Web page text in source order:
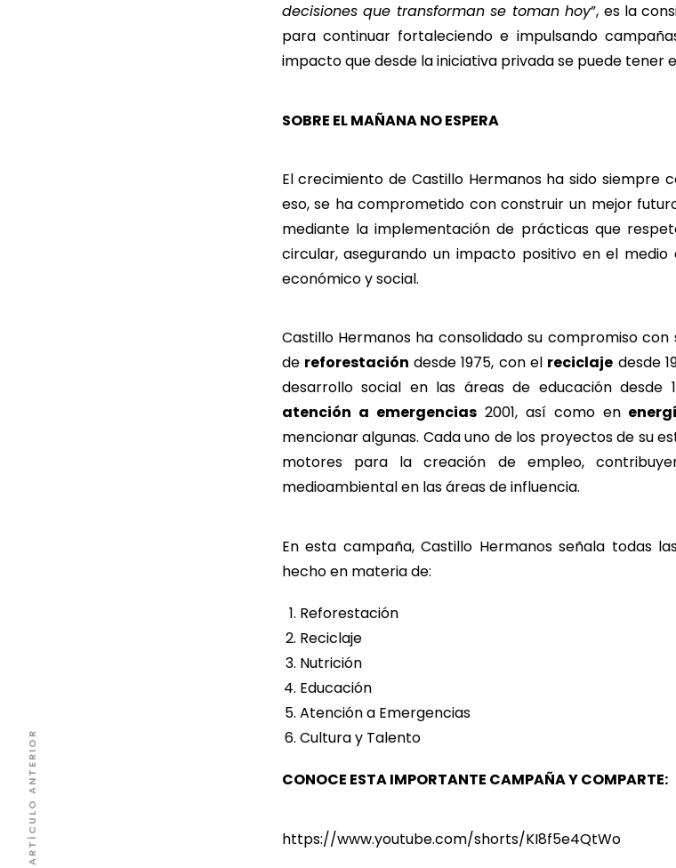
decisiones que transforman se toman hoy”, es la
para continuar fortaleciendo e impulsando
impacto que desde la iniciativa privada se puede tener
SOBRE EL MAÑANA NO ESPERA
El crecimiento de Castillo Hermanos ha sido siempre
eso, se ha comprometido con construir un mejor
mediante la implementación de prácticas que
circular, asegurando un impacto positivo en el
económico y social.
Castillo Hermanos ha consolidado su compromiso
de reforestación desde 1975, con el reciclaje desde
desarrollo social en las áreas de educación desde
atención a emergencias2001, así como en
mencionar algunas. Cada uno de los proyectos de su
motores para la creación de empleo,
medioambiental en las áreas de influencia.
En esta campaña, Castillo Hermanos señala todas
hecho en materia de:
Reforestación
Reciclaje
Nutrición
Educación
Atención a Emergencias
Cultura y Talento
CONOCE ESTA IMPORTANTE CAMPAÑA Y COMPARTE:
https://www.youtube.com/shorts/KI8f5e4QtWo
ARTÍCULO ANTERIOR